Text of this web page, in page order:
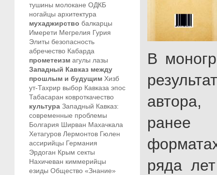
тушины молокане ОДКБ
ногайцы архитектура
мухаджирство балкарцы
Имерети Мегрелия Гурия
Элиты безопасность
абречество Кабарда
прометеизм агулы лазы
Западный Кавказ между
прошлым и будущим Хизб
ут-Тахрир выбор Кавказа эпос
Табасаран ковроткачество
культура Западный Кавказ:
современные проблемы
Болгария Ширван Махачкала
Хетагуров Лермонтов Гюлен
ассирийцы Германия
Эрдоган Крым секты
Нахичеван киммерийцы
езиды Общество «Знание»
В
ранее
ряда